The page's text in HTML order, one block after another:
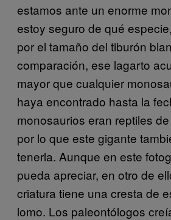
estamos ante un enorme
estoy seguro de qué
por el tamaño del tiburón
comparación, ese lagarto
mayor que cualquier
haya encontrado hasta la
monosaurios eran reptiles
por lo que este gigante
tenerla. Aunque en este
pueda apreciar, en otro de
criatura tiene una cresta de
lomo. Los paleontólogos